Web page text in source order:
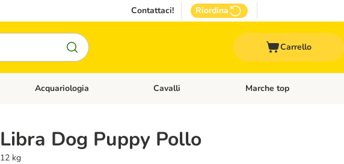
Contattaci! Riordina
Carrello
Apri Menù Categoria: Roditori & Uccelli
Acquariologia Apri Menù Categoria: Acquariologia
Cavalli Apri Menù Categoria: Cavalli
Marche top
Libra Dog Puppy Pollo
12 kg